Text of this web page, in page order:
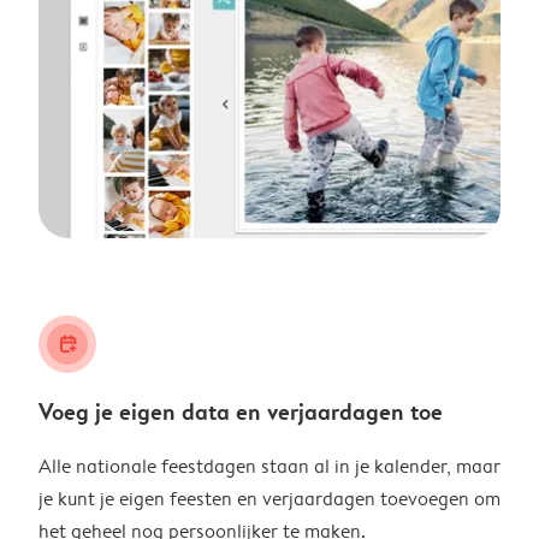
calendar_plus
Voeg je eigen data en verjaardagen toe
Alle nationale feestdagen staan al in je kalender, maar
je kunt je eigen feesten en verjaardagen toevoegen om
het geheel nog persoonlijker te maken.